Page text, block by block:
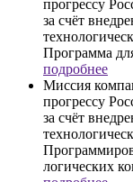
прогрессу
за счёт
Программа
подробнее
Миссия
прогрессу
за счёт
логических